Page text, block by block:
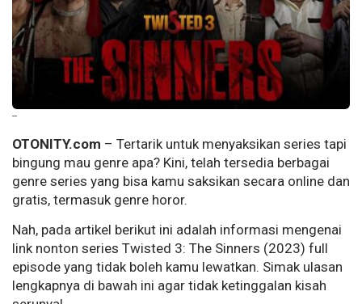
--
OTONITY.com – Tertarik untuk menyaksikan series tapi
bingung mau genre apa? Kini, telah tersedia berbagai
genre series yang bisa kamu saksikan secara online dan
gratis, termasuk genre horor.
Nah, pada artikel berikut ini adalah informasi mengenai
link nonton series Twisted 3: The Sinners (2023) full
episode yang tidak boleh kamu lewatkan. Simak ulasan
lengkapnya di bawah ini agar tidak ketinggalan kisah